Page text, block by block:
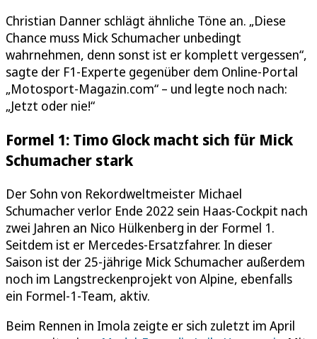
Christian Danner schlägt ähnliche Töne an. „Diese
Chance muss Mick Schumacher unbedingt
wahrnehmen, denn sonst ist er komplett vergessen“,
sagte der F1-Experte gegenüber dem Online-Portal
„Motosport-Magazin.com“ – und legte noch nach:
„Jetzt oder nie!“
Formel 1: Timo Glock macht sich für Mick
Schumacher stark
Der Sohn von Rekordweltmeister Michael
Schumacher verlor Ende 2022 sein Haas-Cockpit nach
zwei Jahren an Nico Hülkenberg in der Formel 1.
Seitdem ist er Mercedes-Ersatzfahrer. In dieser
Saison ist der 25-jährige Mick Schumacher außerdem
noch im Langstreckenprojekt von Alpine, ebenfalls
ein Formel-1-Team, aktiv.
Beim Rennen in Imola zeigte er sich zuletzt im April